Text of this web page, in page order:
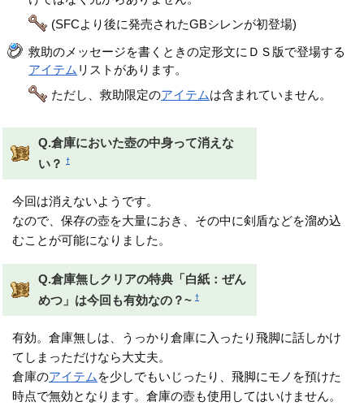
(SFCより後に発売されたGBシレンが初登場)
救助のメッセージを書くときの定形文にＤＳ版で登場する
アイテム リストがあります。
ただし、救助限定のアイテムは含まれていません。
Q.倉庫においた壺の中身って消えな
い？
†
今回は消えないようです。
なので、保存の壺を大量におき、その中に剣盾などを溜め込
むことが可能になりました。
Q.倉庫無しクリアの特典「白紙：ぜん
めつ」は今回も有効なの？~ †
有効。倉庫無しは、うっかり倉庫に入ったり飛脚に話しかけ
てしまっただけなら大丈夫。
倉庫のアイテム を少しでもいじったり、飛脚にモノを預けた
時点で無効となります。倉庫の壺も使用してはいけません。